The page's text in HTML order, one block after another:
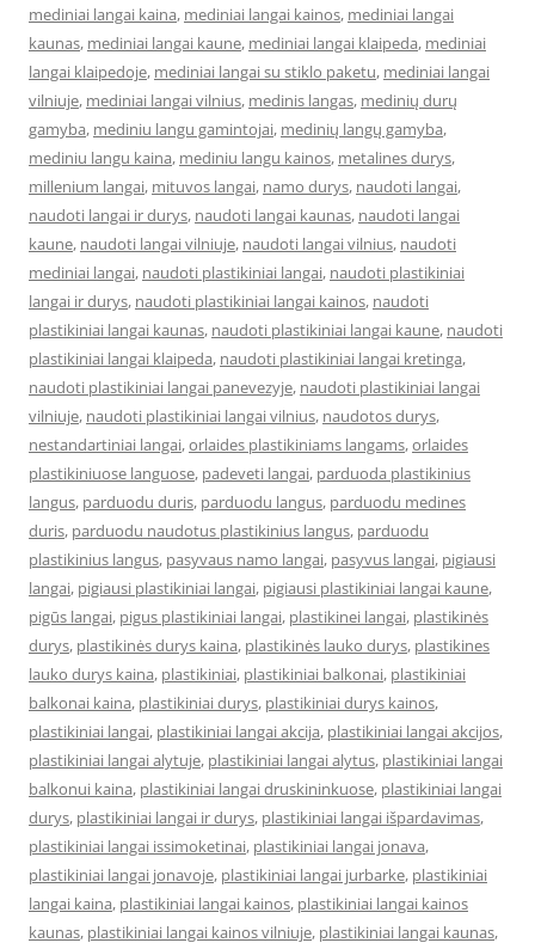
mediniai langai kaina, mediniai langai kainos, mediniai langai
kaunas, mediniai langai kaune, mediniai langai klaipeda, mediniai
langai klaipedoje, mediniai langai su stiklo paketu, mediniai langai
vilniuje, mediniai langai vilnius, medinis langas, medinių durų
gamyba, mediniu langu gamintojai, medinių langų gamyba,
mediniu langu kaina, mediniu langu kainos, metalines durys,
millenium langai, mituvos langai, namo durys, naudoti langai,
naudoti langai ir durys, naudoti langai kaunas, naudoti langai
kaune, naudoti langai vilniuje, naudoti langai vilnius, naudoti
mediniai langai, naudoti plastikiniai langai, naudoti plastikiniai
langai ir durys, naudoti plastikiniai langai kainos, naudoti
plastikiniai langai kaunas, naudoti plastikiniai langai kaune, naudoti
plastikiniai langai klaipeda, naudoti plastikiniai langai kretinga,
naudoti plastikiniai langai panevezyje, naudoti plastikiniai langai
vilniuje, naudoti plastikiniai langai vilnius, naudotos durys,
nestandartiniai langai,orlaides plastikiniams langams,orlaides
plastikiniuose languose, padeveti langai, parduoda plastikinius
langus, parduodu duris, parduodu langus, parduodu medines
duris, parduodu naudotus plastikinius langus, parduodu
plastikinius langus, pasyvaus namo langai, pasyvus langai, pigiausi
langai, pigiausi plastikiniai langai, pigiausi plastikiniai langai kaune,
pigūs langai, pigus plastikiniai langai, plastikinei langai, plastikinės
durys, plastikinės durys kaina, plastikinės lauko durys, plastikines
lauko durys kaina, plastikiniai, plastikiniai balkonai, plastikiniai
balkonai kaina, plastikiniai durys, plastikiniai durys kainos,
plastikiniai langai, plastikiniai langai akcija, plastikiniai langai akcijos,
plastikiniai langai alytuje, plastikiniai langai alytus, plastikiniai langai
balkonui kaina, plastikiniai langai druskininkuose, plastikiniai langai
durys, plastikiniai langai ir durys, plastikiniai langai išpardavimas,
plastikiniai langai issimoketinai, plastikiniai langai jonava,
plastikiniai langai jonavoje, plastikiniai langai jurbarke, plastikiniai
langai kaina, plastikiniai langai kainos, plastikiniai langai kainos
kaunas, plastikiniai langai kainos vilniuje, plastikiniai langai kaunas,